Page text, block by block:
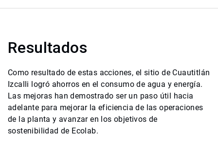
Resultados
Como resultado de estas acciones, el sitio de Cuautitlán
Izcalli logró ahorros en el consumo de agua y energía.
Las mejoras han demostrado ser un paso útil hacia
adelante para mejorar la eficiencia de las operaciones
de la planta y avanzar en los objetivos de
sostenibilidad de Ecolab.